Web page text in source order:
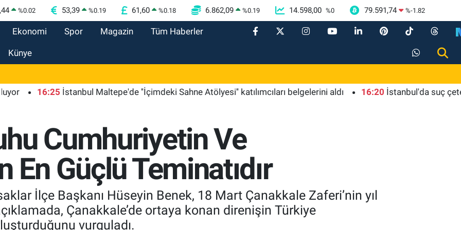
%0.02 53,39 %0.19 61,60 %0.18 6.862,09 %0.19 14.598,00 %0 79.591,74 %-1.82
Ekonomi Spor Magazin Tüm Haberler
Künye
16:25 İstanbul Maltepe'de ''İçimdeki Sahne Atölyesi'' katılımcıları belgelerini aldı 16:20 İstanbul'da suç çetelerine
Cumhuriyetin Ve
En Güçlü Teminatıdır
İlçe Başkanı Hüseyin Benek, 18 Mart Çanakkale Zaferi’nin yıl
Çanakkale’de ortaya konan direnişin Türkiye
vurguladı.